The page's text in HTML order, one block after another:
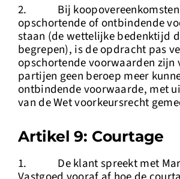
2. Bij koopovereenkomsten
opschortende of ontbindende
staan (de wettelijke bedenktijd
begrepen), is de opdracht pas
opschortende voorwaarden zijn
partijen geen beroep meer
ontbindende voorwaarde, met
van de Wet voorkeursrecht
Artikel 9: Courtage
1. De klant spreekt met